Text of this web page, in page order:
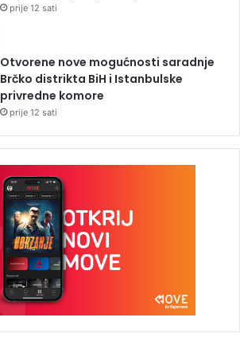
prije 12 sati
Otvorene nove mogućnosti saradnje
Brčko distrikta BiH i Istanbulske
privredne komore
prije 12 sati